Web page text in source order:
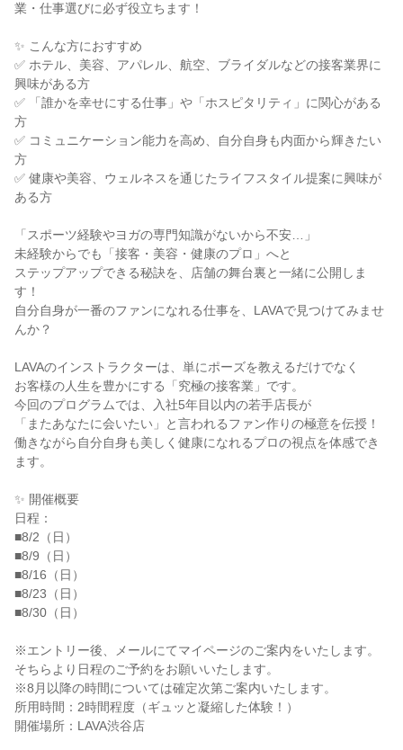
業・仕事選びに必ず役立ちます！
✨ こんな方におすすめ
✅ ホテル、美容、アパレル、航空、ブライダルなどの接客業界に
興味がある方
✅ 「誰かを幸せにする仕事」や「ホスピタリティ」に関心がある
方
✅ コミュニケーション能力を高め、自分自身も内面から輝きたい
方
✅ 健康や美容、ウェルネスを通じたライフスタイル提案に興味が
ある方
「スポーツ経験やヨガの専門知識がないから不安…」
未経験からでも「接客・美容・健康のプロ」へと
ステップアップできる秘訣を、店舗の舞台裏と一緒に公開しま
す！
自分自身が一番のファンになれる仕事を、LAVAで見つけてみませ
んか？
LAVAのインストラクターは、単にポーズを教えるだけでなく
お客様の人生を豊かにする「究極の接客業」です。
今回のプログラムでは、入社5年目以内の若手店長が
「またあなたに会いたい」と言われるファン作りの極意を伝授！
働きながら自分自身も美しく健康になれるプロの視点を体感でき
ます。
✨ 開催概要
日程：
■8/2（日）
■8/9（日）
■8/16（日）
■8/23（日）
■8/30（日）
※エントリー後、メールにてマイページのご案内をいたします。
そちらより日程のご予約をお願いいたします。
※8月以降の時間については確定次第ご案内いたします。
所用時間：2時間程度（ギュッと凝縮した体験！）
開催場所：LAVA渋谷店